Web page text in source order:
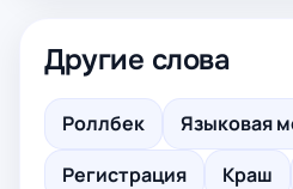
Другие слова
Роллбек
Языковая
Регистрация
Краш